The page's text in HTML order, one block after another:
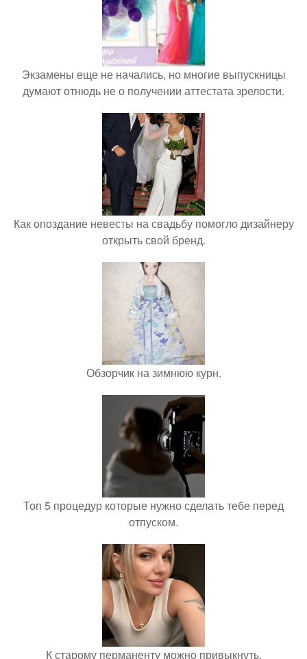
Экзамены еще не начались, но многие выпускницы
думают отнюдь не о получении аттестата зрелости.
Как опоздание невесты на свадьбу помогло дизайнеру
открыть свой бренд.
Обзорчик на зимнюю курн.
Топ 5 процедур которые нужно сделать тебе перед
отпуском.
К старому перманенту можно привыкнуть.